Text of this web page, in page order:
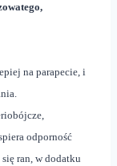
na parapecie, i
odporność
ran, w dodatku